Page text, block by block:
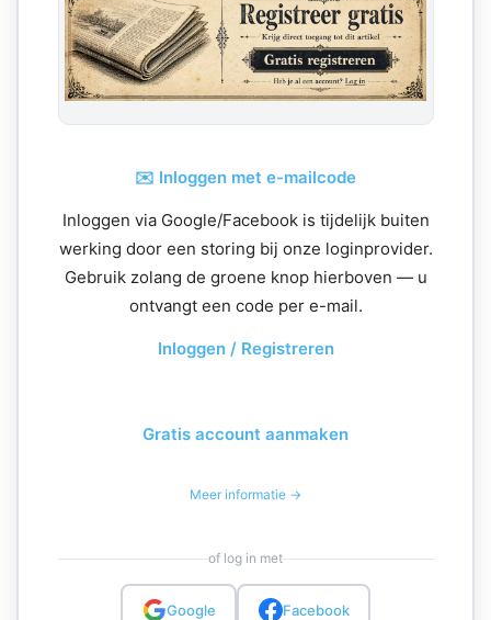
✉️ Inloggen met e-mailcode
Inloggen via Google/Facebook is tijdelijk buiten
werking door een storing bij onze loginprovider.
Gebruik zolang de groene knop hierboven — u
ontvangt een code per e-mail.
Inloggen / Registreren
Gratis account aanmaken
Meer informatie →
of log in met
Google Facebook